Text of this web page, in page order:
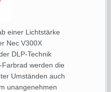
einer Lichtstärke
Nec V300X
DLP-Technik
werden die
Umständen auch
unangenehmen